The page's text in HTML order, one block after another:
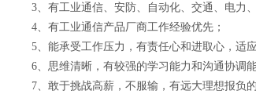
3、有工业通信、安防、自动化、交通、电力
4、有工业通信产品厂商工作经验优先；
5、能承受工作压力，有责任心和进取心，适应
6、思维清晰，有较强的学习能力和沟通协调能
7、敢于挑战高薪，不服输，有远大理想报负的